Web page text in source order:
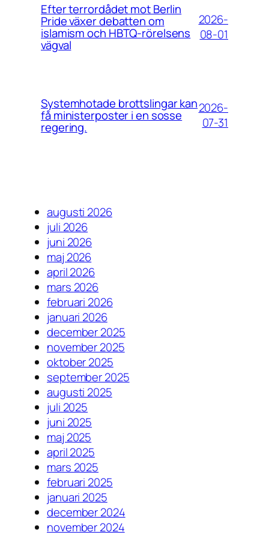
Efter terrordådet mot Berlin
Pride växer debatten om
islamism och HBTQ-rörelsens
vägval
2026-
08-01
Systemhotade brottslingar kan
få ministerposter i en sosse
regering.
2026-
07-31
augusti 2026
juli 2026
juni 2026
maj 2026
april 2026
mars 2026
februari 2026
januari 2026
december 2025
november 2025
oktober 2025
september 2025
augusti 2025
juli 2025
juni 2025
maj 2025
april 2025
mars 2025
februari 2025
januari 2025
december 2024
november 2024